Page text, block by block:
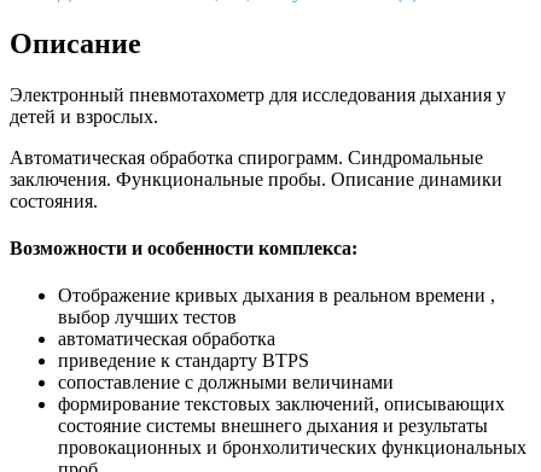
Описание
Электронный пневмотахометр для исследования дыхания у
детей и взрослых.
Автоматическая обработка спирограмм. Синдромальные
заключения. Функциональные пробы. Описание динамики
состояния.
Возможности и особенности комплекса:
Отображение кривых дыхания в реальном времени ,
выбор лучших тестов
автоматическая обработка
приведение к стандарту BTPS
сопоставление с должными величинами
формирование текстовых заключений, описывающих
состояние системы внешнего дыхания и результаты
провокационных и бронхолитических функциональных